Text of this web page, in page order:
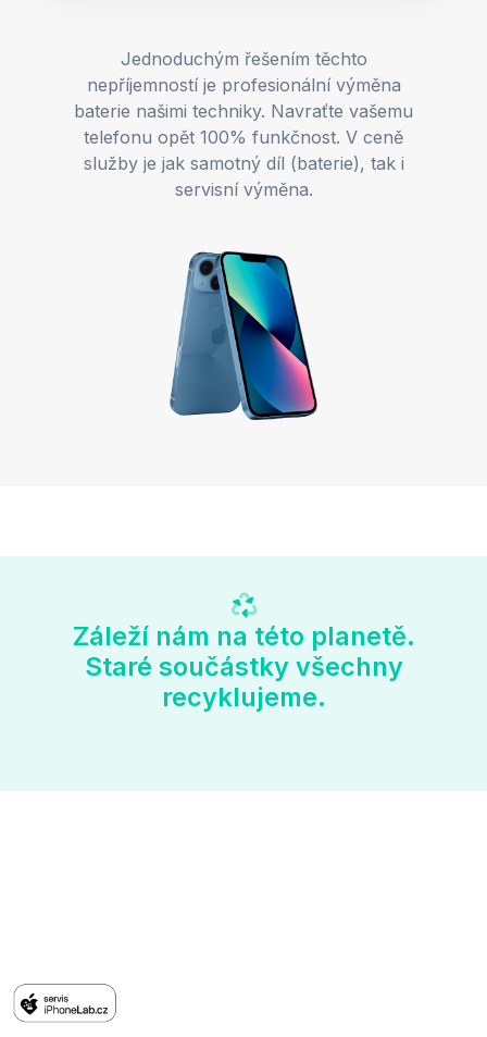
Jednoduchým řešením těchto
nepříjemností je profesionální výměna
baterie našimi techniky. Navraťte vašemu
telefonu opět 100% funkčnost. V ceně
služby je jak samotný díl (baterie), tak i
servisní výměna.
Záleží nám na této planetě.
Staré součástky všechny
recyklujeme.